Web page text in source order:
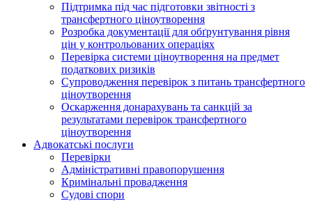
Підтримка під час підготовки звітності з
трансфертного ціноутворення
Розробка документації для обґрунтування рівня
цін у контрольованих операціях
Перевірка системи ціноутворення на предмет
податкових ризиків
Супроводження перевірок з питань трансфертного
ціноутворення
Оскарження донарахувань та санкцій за
результатами перевірок трансфертного
ціноутворення
Адвокатські послуги
Перевірки
Адміністративні правопорушення
Кримінальні провадження
Судові спори